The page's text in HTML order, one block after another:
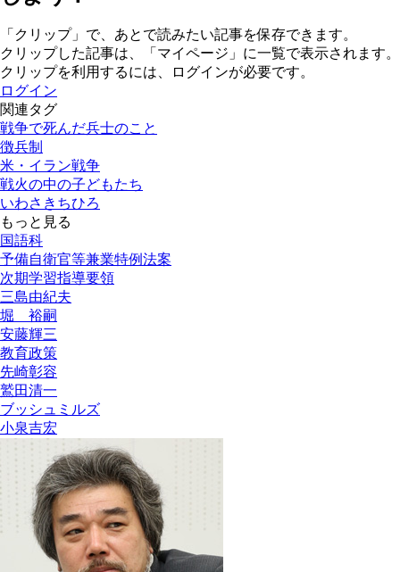
「クリップ」で、あとで読みたい記事を保存できます。
クリップした記事は、「マイページ」に一覧で表示されます。
クリップを利用するには、ログインが必要です。
ログイン
関連タグ
戦争で死んだ兵士のこと
徴兵制
米・イラン戦争
戦火の中の子どもたち
いわさきちひろ
もっと見る
国語科
予備自衛官等兼業特例法案
次期学習指導要領
三島由紀夫
堀 裕嗣
安藤輝三
教育政策
先崎彰容
鷲田清一
ブッシュミルズ
小泉吉宏